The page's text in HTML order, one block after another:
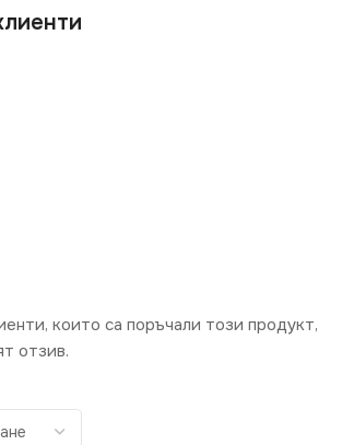
които са поръчали този продукт,
отзив.